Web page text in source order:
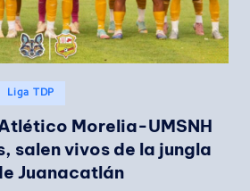
Liga TDP
Morelia-UMSNH
salen vivos de la jungla
Juanacatlán